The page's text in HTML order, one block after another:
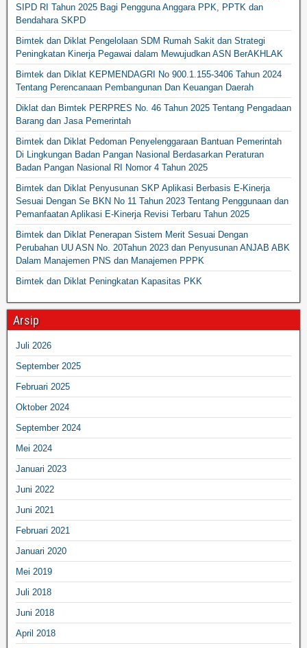
SIPD RI Tahun 2025 Bagi Pengguna Anggara PPK, PPTK dan
Bendahara SKPD
Bimtek dan Diklat Pengelolaan SDM Rumah Sakit dan Strategi
Peningkatan Kinerja Pegawai dalam Mewujudkan ASN BerAKHLAK
Bimtek dan Diklat KEPMENDAGRI No 900.1.155-3406 Tahun 2024
Tentang Perencanaan Pembangunan Dan Keuangan Daerah
Diklat dan Bimtek PERPRES No. 46 Tahun 2025 Tentang Pengadaan
Barang dan Jasa Pemerintah
Bimtek dan Diklat Pedoman Penyelenggaraan Bantuan Pemerintah
Di Lingkungan Badan Pangan Nasional Berdasarkan Peraturan
Badan Pangan Nasional RI Nomor 4 Tahun 2025
Bimtek dan Diklat Penyusunan SKP Aplikasi Berbasis E-Kinerja
Sesuai Dengan Se BKN No 11 Tahun 2023 Tentang Penggunaan dan
Pemanfaatan Aplikasi E-Kinerja Revisi Terbaru Tahun 2025
Bimtek dan Diklat Penerapan Sistem Merit Sesuai Dengan
Perubahan UU ASN No. 20Tahun 2023 dan Penyusunan ANJAB ABK
Dalam Manajemen PNS dan Manajemen PPPK
Bimtek dan Diklat Peningkatan Kapasitas PKK
Arsip
Juli 2026
September 2025
Februari 2025
Oktober 2024
September 2024
Mei 2024
Januari 2023
Juni 2022
Juni 2021
Februari 2021
Januari 2020
Mei 2019
Juli 2018
Juni 2018
April 2018